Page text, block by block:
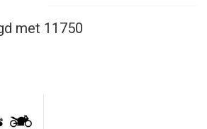
met 11750